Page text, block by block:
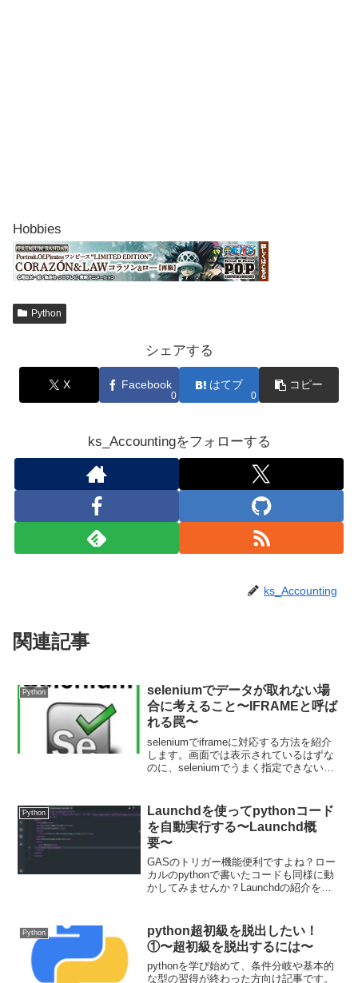
Hobbies
Python
シェアする
X Facebook
0
はてブ
0
コピー
ks_Accountingをフォローする
ks_Accounting
関連記事
Python
seleniumでデータが取れない場
合に考えること〜IFRAMEと呼ば
れる罠〜
seleniumでiframeに対応する方法を紹介
します。画面では表示されているはずな
のに、seleniumでうまく指定できないな
い。iframeタグやsrcでのurl読み込みなど
iframeの基本にも触れています。
Python
Launchdを使ってpythonコード
を自動実行する〜Launchd概
要〜
GASのトリガー機能便利ですよね？ロー
カルのpythonで書いたコードも同様に動
かしてみませんか？Launchdの紹介をし
実行スクレイピングをしたい方には必須
の機能です。今回はLaunchdの概要で
す。
Python
python超初級を脱出したい！
①〜超初級を脱出するには〜
pythonを学び始めて、条件分岐や基本的
な型の習得が終わった方向け記事です。